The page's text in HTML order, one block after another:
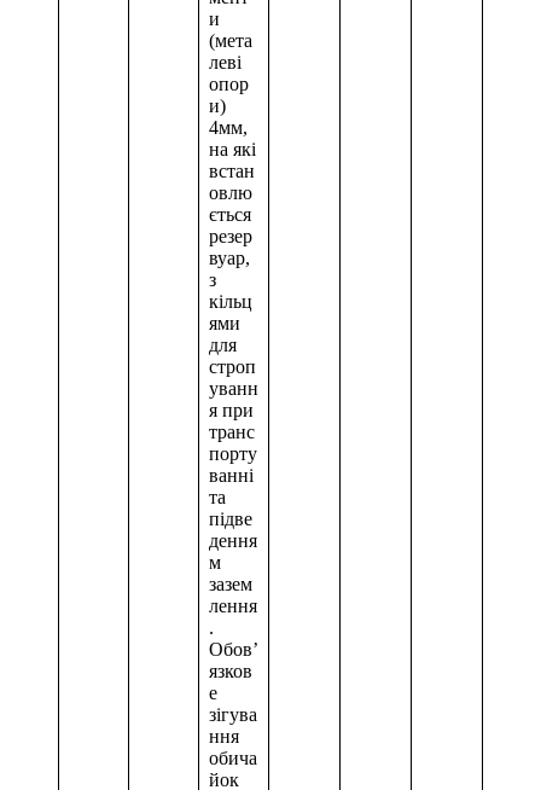
и
(мета
леві
опор
и)
4мм,
на які
встан
овлю
ється
резер
вуар,
з
кільц
ями
для
строп
уванн
я при
транс
порту
ванні
та
підве
дення
м
зазем
лення
.
Обов’
язков
е
зігува
ння
обича
йок